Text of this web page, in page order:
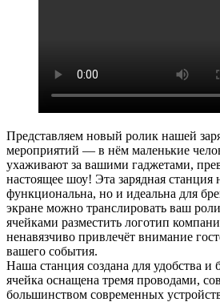
Представляем новый ролик нашей
мероприятий — в нём маленькие
ухаживают за вашими гаджетами,
настоящее шоу! Эта зарядная станция
функциональна, но и идеальна для
экране можно транслировать ваш
ячейками разместить логотип
ненавязчиво привлечёт внимание
вашего события.
Наша станция создана для удобства и
ячейка оснащена тремя проводами,
большинством современных